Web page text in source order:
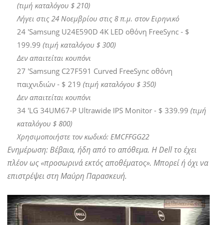
(τιμή καταλόγου $ 210)
Λήγει στις 24 Νοεμβρίου στις 8 π.μ. στον Ειρηνικό
24 'Samsung U24E590D 4Κ LED οθόνη FreeSync - $
199.99 (τιμή καταλόγου $ 300)
Δεν απαιτείται κουπόνι
27 'Samsung C27F591 Curved FreeSync οθόνη
παιχνιδιών - $ 219 (τιμή καταλόγου $ 350)
Δεν απαιτείται κουπόνι
34 'LG 34UM67-P Ultrawide IPS Monitor - $ 339.99 (τιμή
καταλόγου $ 800)
Χρησιμοποιήστε τον κωδικό: EMCFFGG22
Ενημέρωση: Βέβαια, ήδη από το απόθεμα. Η Dell το έχει
πλέον ως «προσωρινά εκτός αποθέματος». Μπορεί ή όχι να
επιστρέψει στη Μαύρη Παρασκευή.